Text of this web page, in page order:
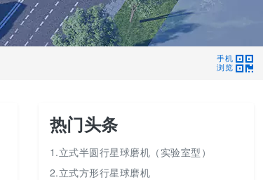
手机
浏览
热门头条
1.立式半圆行星球磨机（实验室型）
2.立式方形行星球磨机